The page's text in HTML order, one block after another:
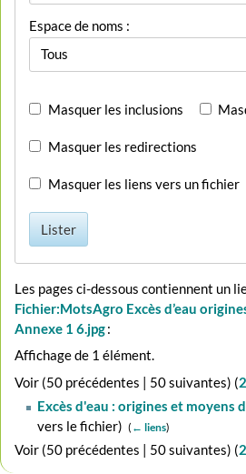
Espace de noms :
Tous
Masquer les inclusions
Masquer les redirections
Masquer les liens vers un fichier
Lister
Les pages ci-dessous contiennent un
Fichier:MotsAgro Excès d’eau
Annexe 1 6.jpg:
Affichage de 1 élément.
Voir (50 précédentes | 50 suivantes) (
Excès d'eau : origines et moyens
vers le fichier) ‎ ( ← liens)
Voir (50 précédentes | 50 suivantes) (